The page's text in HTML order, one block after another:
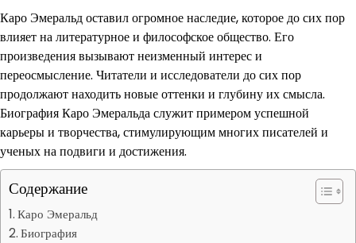
Каро Эмеральд оставил огромное наследие, которое до сих пор
влияет на литературное и философское общество. Его
произведения вызывают неизменный интерес и
переосмысление. Читатели и исследователи до сих пор
продолжают находить новые оттенки и глубину их смысла.
Биография Каро Эмеральда служит примером успешной
карьеры и творчества, стимулирующим многих писателей и
ученых на подвиги и достижения.
Содержание
Каро Эмеральд
Биография